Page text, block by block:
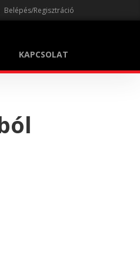
Belépés/Regisztráció
KAPCSOLAT